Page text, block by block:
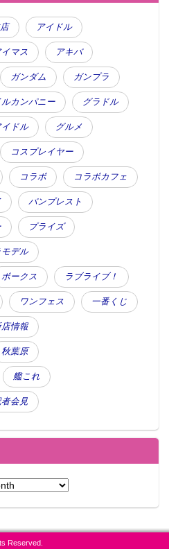
一の美人さん、渡辺梨加が
ビア「１６ページ楽しんで
マガジン誌”限界のエロ
12日発売
たらフォローしよう
アイドル
イマス アキバ
ガンダム ガンプラ
カンパニー グラドル
ドル グルメ
コスプレイヤー
コラボ コラボカフェ
バンプレスト
プライズ
モデル
ボークス ラブライブ！
ワンフェス 一番くじ
店情報
秋葉原
艦これ
会見
Reserved.